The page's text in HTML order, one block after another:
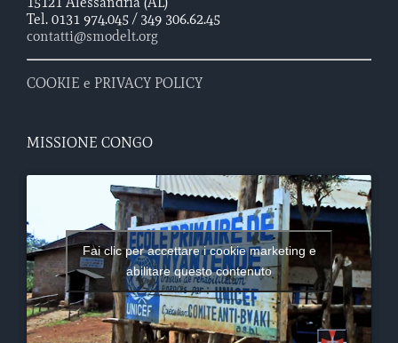
Tel. 0131 974.045 / 349 306.62.45
contatti@smodelt.org
COOKIE e PRIVACY POLICY
MISSIONE CONGO
Fai clic per accettare i cookie marketing e
abilitare questo contenuto